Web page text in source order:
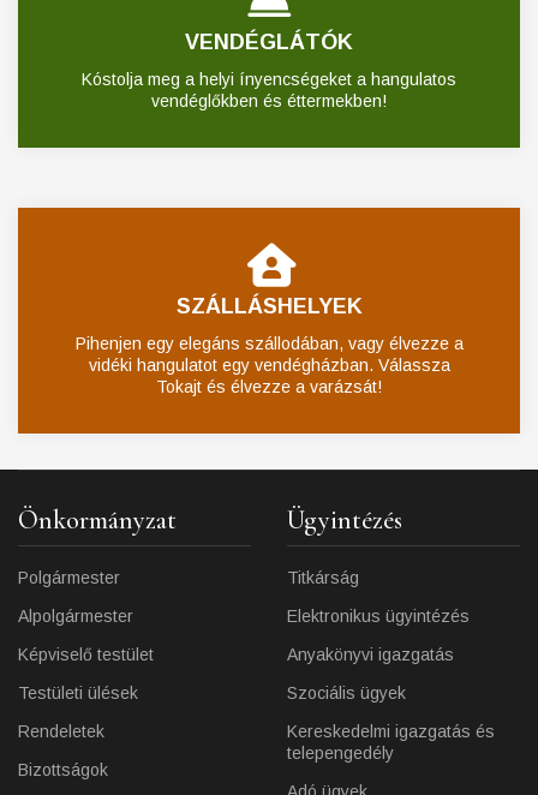
VENDÉGLÁTÓK
Kóstolja meg a helyi ínyencségeket a hangulatos
vendéglőkben és éttermekben!
SZÁLLÁSHELYEK
Pihenjen egy elegáns szállodában, vagy élvezze a
vidéki hangulatot egy vendégházban. Válassza
Tokajt és élvezze a varázsát!
Önkormányzat
Polgármester
Alpolgármester
Képviselő testület
Testületi ülések
Rendeletek
Bizottságok
Ügyintézés
Titkárság
Elektronikus ügyintézés
Anyakönyvi igazgatás
Szociális ügyek
Kereskedelmi igazgatás és
telepengedély
Adó ügyek